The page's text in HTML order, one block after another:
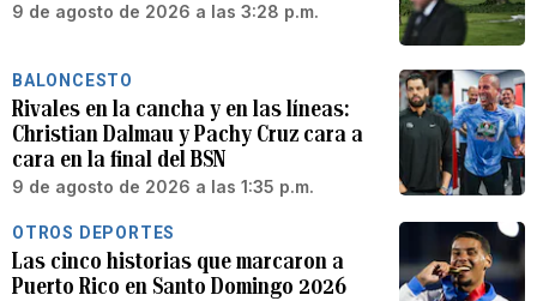
9 de agosto de 2026 a las 3:28 p.m.
BALONCESTO
Rivales en la cancha y en las líneas:
Christian Dalmau y Pachy Cruz cara a
cara en la final del BSN
9 de agosto de 2026 a las 1:35 p.m.
OTROS DEPORTES
Las cinco historias que marcaron a
Puerto Rico en Santo Domingo 2026